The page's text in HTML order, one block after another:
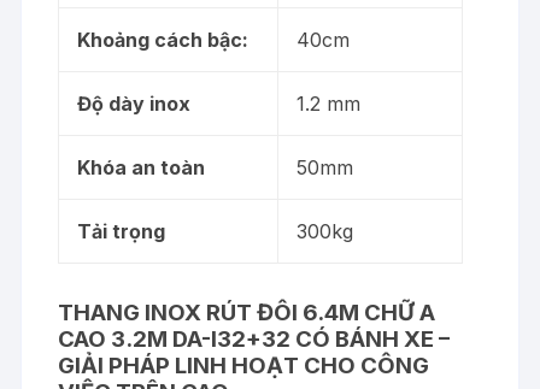
Khoảng cách bậc: 40cm
Độ dày inox 1.2 mm
Khóa an toàn 50mm
Tải trọng 300kg
THANG INOX RÚT ĐÔI 6.4M CHỮ A
CAO 3.2M DA-I32+32 CÓ BÁNH XE –
GIẢI PHÁP LINH HOẠT CHO CÔNG